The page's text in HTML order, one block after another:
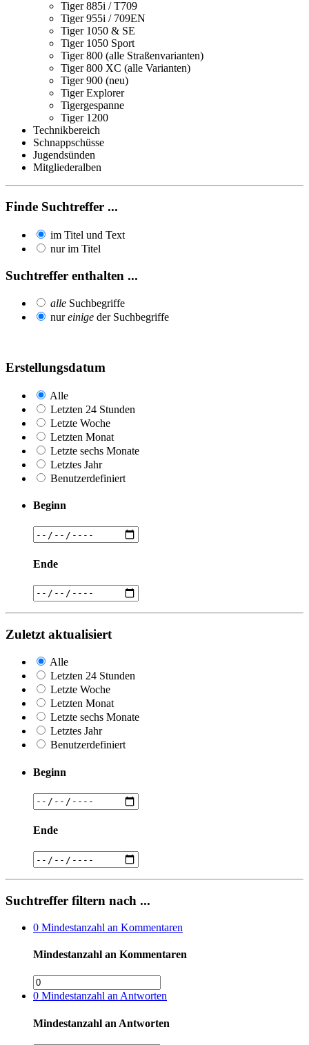
Tiger 885i / T709
Tiger 955i / 709EN
Tiger 1050 & SE
Tiger 1050 Sport
Tiger 800 (alle Straßenvarianten)
Tiger 800 XC (alle Varianten)
Tiger 900 (neu)
Tiger Explorer
Tigergespanne
Tiger 1200
Technikbereich
Schnappschüsse
Jugendsünden
Mitgliederalben
Finde Suchtreffer ...
im Titel und Text
nur im Titel
Suchtreffer enthalten ...
alle Suchbegriffe
nureinige der Suchbegriffe
Erstellungsdatum
Alle
Letzten 24 Stunden
Letzte Woche
Letzten Monat
Letzte sechs Monate
Letztes Jahr
Benutzerdefiniert
Beginn
Ende
Zuletzt aktualisiert
Alle
Letzten 24 Stunden
Letzte Woche
Letzten Monat
Letzte sechs Monate
Letztes Jahr
Benutzerdefiniert
Beginn
Ende
Suchtreffer filtern nach ...
0 Mindestanzahl an Kommentaren
Mindestanzahl an Kommentaren
0 Mindestanzahl an Antworten
Mindestanzahl an Antworten